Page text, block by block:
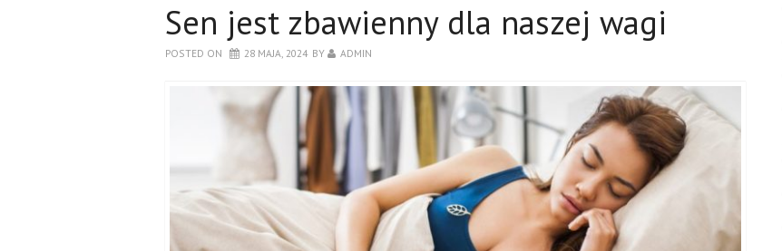
Sen jest zbawienny dla naszej wagi
POSTED ON 28 MAJA, 2024 BY ADMIN